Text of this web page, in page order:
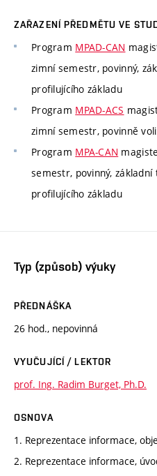
ZAŘAZENÍ PŘEDMĚTU VE
Program MPAD-CAN
zimní semestr, povinný,
profilujícího základu
Program MPAD-ACS
zimní semestr, povinně
Program MPA-CAN
semestr, povinný,
profilujícího základu
Typ (způsob) výuky
PŘEDNÁŠKA
26 hod., nepovinná
VYUČUJÍCÍ / LEKTOR
prof. Ing. Radim Burget, Ph.D.
OSNOVA
1. Reprezentace informace,
2. Reprezentace informace,